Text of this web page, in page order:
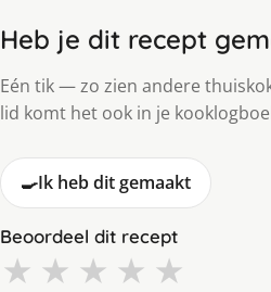
Heb je dit recept
Eén tik — zo zien andere
lid komt het ook in je
🍳Ik heb dit gemaakt
Beoordeel dit recept
★ ★ ★ ★ ★